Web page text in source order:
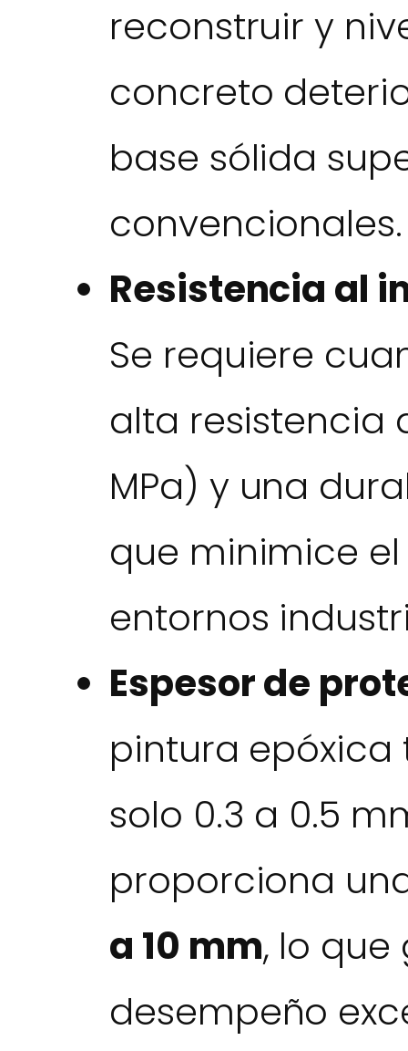
reconstruir y
concreto
base sólida
convencionales.
Resistencia al
Se requiere
alta resistencia
MPa) y una
que minimice
entornos
Espesor de
pintura epóxica
solo 0.3 a 0.5
proporciona
a 10 mm, lo que
desempeño